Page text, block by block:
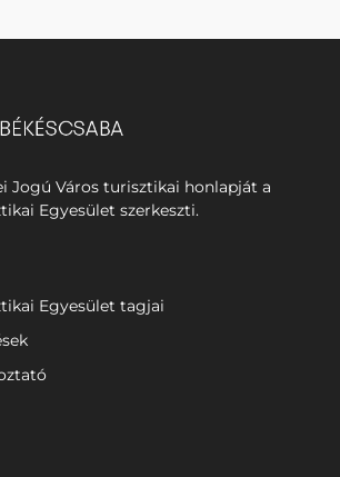
Jogú Város turisztikai honlapját a
Egyesület szerkeszti.
Egyesület tagjai